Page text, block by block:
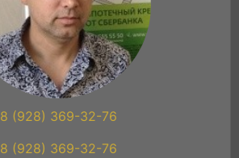
8 (928) 369-32-76
8 (928) 369-32-76